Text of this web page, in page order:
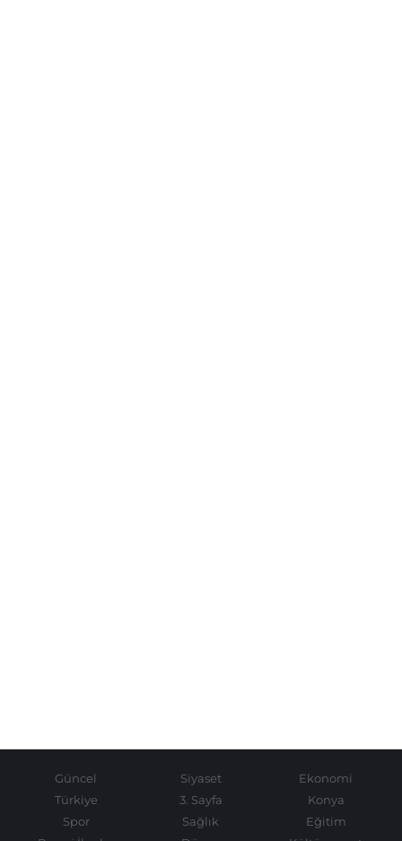
Güncel Siyaset
Ekonomi
Türkiye
3. Sayfa
Konya
Spor
Sağlık
Eğitim